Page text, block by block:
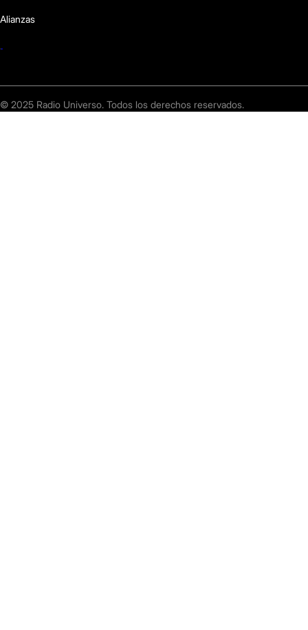
Alianzas
© 2025 Radio Universo. Todos los derechos reservados.